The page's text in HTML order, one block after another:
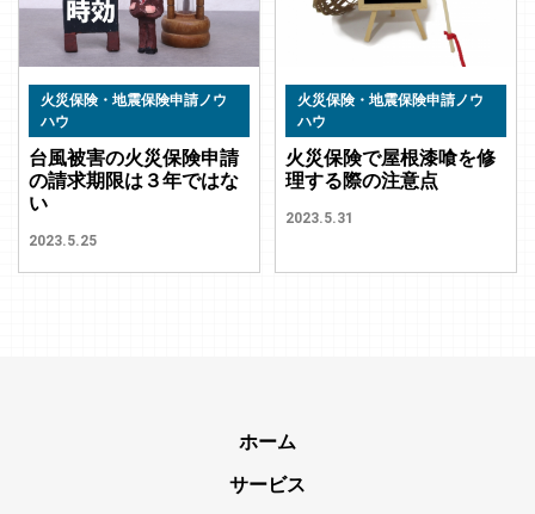
火災保険・地震保険申請ノウ
ハウ
台風被害の火災保険申請
の請求期限は３年ではな
い
2023.5.25
火災保険・地震保険申請ノウ
ハウ
火災保険で屋根漆喰を修
理する際の注意点
2023.5.31
ホーム
サービス